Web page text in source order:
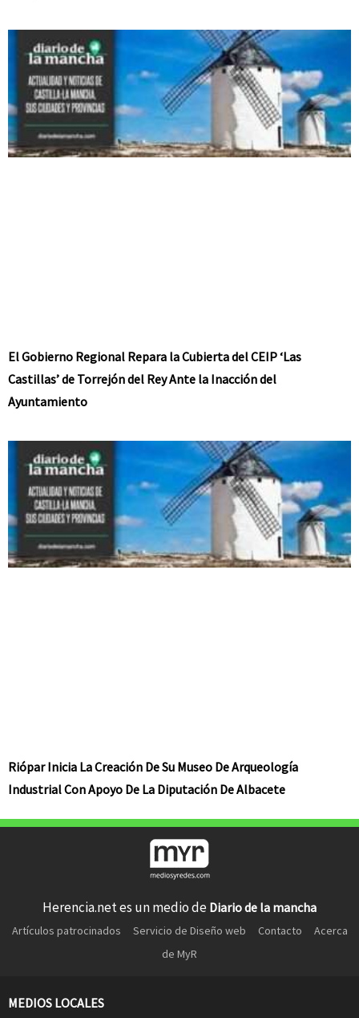
El Gobierno Regional Repara la Cubierta del CEIP ‘Las
Castillas’ de Torrejón del Rey Ante la Inacción del
Ayuntamiento
Riópar Inicia La Creación De Su Museo De Arqueología
Industrial Con Apoyo De La Diputación De Albacete
Herencia.net es un medio de Diario de la mancha
Artículos patrocinados Servicio de Diseño web Contacto
Acerca
de MyR
MEDIOS LOCALES